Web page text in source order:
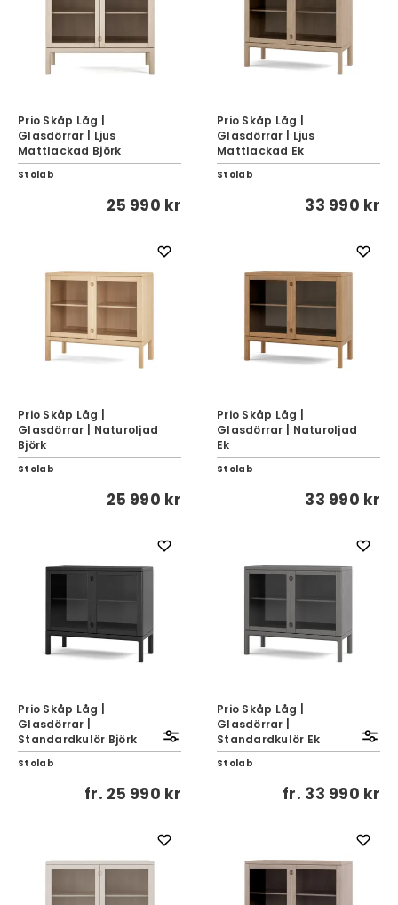
Prio Skåp Låg |
Glasdörrar | Ljus
Mattlackad Björk
Stolab
25 990 kr
Prio Skåp Låg |
Glasdörrar | Ljus
Mattlackad Ek
Stolab
33 990 kr
Prio Skåp Låg |
Glasdörrar | Naturoljad
Björk
Stolab
25 990 kr
Prio Skåp Låg |
Glasdörrar | Naturoljad
Ek
Stolab
33 990 kr
Prio Skåp Låg |
Glasdörrar |
Standardkulör Björk
Stolab
fr. 25 990 kr
Prio Skåp Låg |
Glasdörrar |
Standardkulör Ek
Stolab
fr. 33 990 kr